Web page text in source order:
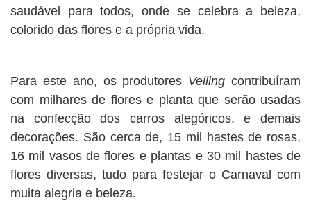
saudável para todos, onde se celebra a beleza,
colorido das flores e a própria vida.
Para este ano, os produtores Veiling contribuíram
com milhares de flores e planta que serão usadas
na confecção dos carros alegóricos, e demais
decorações. São cerca de, 15 mil hastes de rosas,
16 mil vasos de flores e plantas e 30 mil hastes de
flores diversas, tudo para festejar o Carnaval com
muita alegria e beleza.